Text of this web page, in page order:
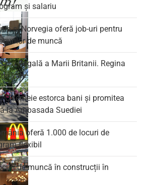
și salariu
și Norvegia oferă job-uri pentru
de muncă
Regală a Marii Britanii. Regina
vase
O femeie estorca bani și promitea
la Ambasada Suediei
oferă 1.000 de locuri de
flexibil
de muncă în construcții în